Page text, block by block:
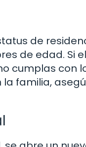
de
de edad. Si
cumplas con
familia,